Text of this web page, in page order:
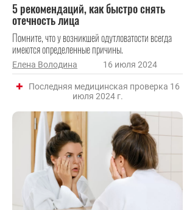
5 рекомендаций, как быстро снять
отечность лица
Помните, что у возникшей одутловатости всегда
имеются определенные причины.
Елена Володина 16 июля 2024
Последняя медицинская проверка 16
июля 2024 г.